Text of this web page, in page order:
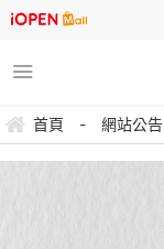
首頁 - 網站公告